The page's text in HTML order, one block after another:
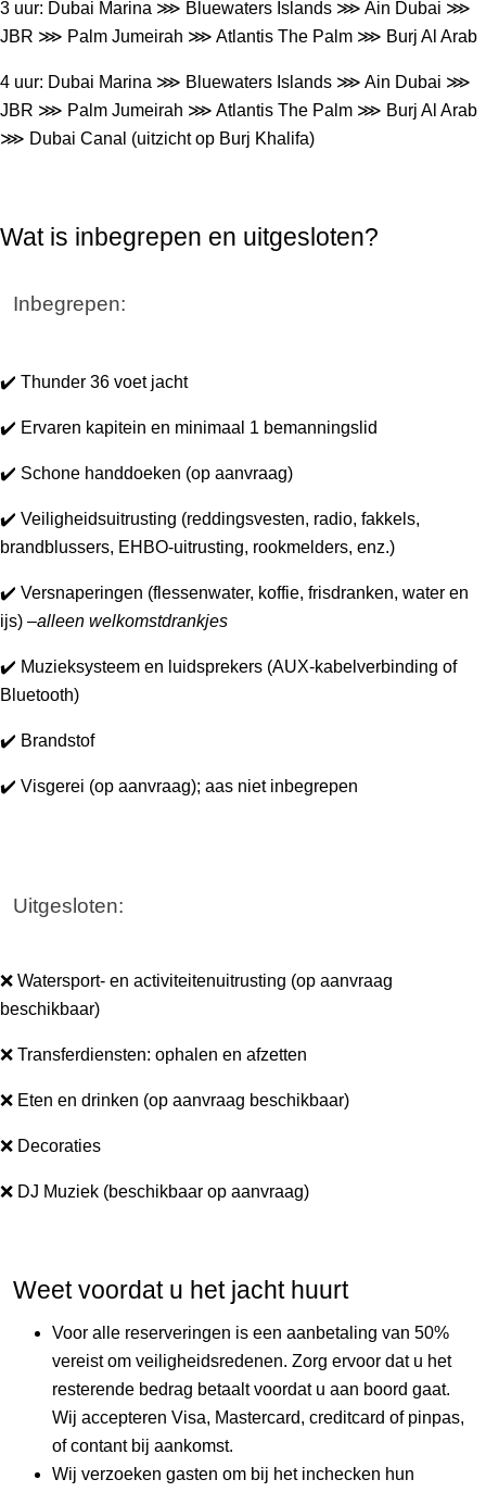
3 uur: Dubai Marina ⋙ Bluewaters Islands ⋙ Ain Dubai ⋙
JBR ⋙ Palm Jumeirah ⋙ Atlantis The Palm ⋙ Burj Al Arab
4 uur: Dubai Marina ⋙ Bluewaters Islands ⋙ Ain Dubai ⋙
JBR ⋙ Palm Jumeirah ⋙ Atlantis The Palm ⋙ Burj Al Arab
⋙ Dubai Canal (uitzicht op Burj Khalifa)
Wat is inbegrepen en uitgesloten?
Inbegrepen:
✔️ Thunder 36 voet jacht
✔️ Ervaren kapitein en minimaal 1 bemanningslid
✔️ Schone handdoeken (op aanvraag)
✔️ Veiligheidsuitrusting (reddingsvesten, radio, fakkels,
brandblussers, EHBO-uitrusting, rookmelders, enz.)
✔️ Versnaperingen (flessenwater, koffie, frisdranken, water en
ijs) –alleen welkomstdrankjes
✔️ Muzieksysteem en luidsprekers (AUX-kabelverbinding of
Bluetooth)
✔️ Brandstof
✔️ Visgerei (op aanvraag); aas niet inbegrepen
Uitgesloten:
❌ Watersport- en activiteitenuitrusting (op aanvraag
beschikbaar)
❌ Transferdiensten: ophalen en afzetten
❌ Eten en drinken (op aanvraag beschikbaar)
‎‎❌ Decoraties
❌ DJ Muziek (beschikbaar op aanvraag)
Weet voordat u het jacht huurt
Voor alle reserveringen is een aanbetaling van 50%
vereist om veiligheidsredenen. Zorg ervoor dat u het
resterende bedrag betaalt voordat u aan boord gaat.
Wij accepteren Visa, Mastercard, creditcard of pinpas,
of contant bij aankomst.
Wij verzoeken gasten om bij het inchecken hun